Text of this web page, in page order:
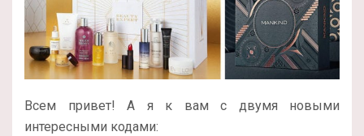
Всем привет! А я к вам с двумя новыми
интересными кодами: